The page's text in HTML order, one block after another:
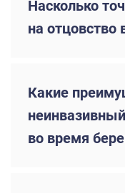
Насколько
на отцовство
Какие
во время